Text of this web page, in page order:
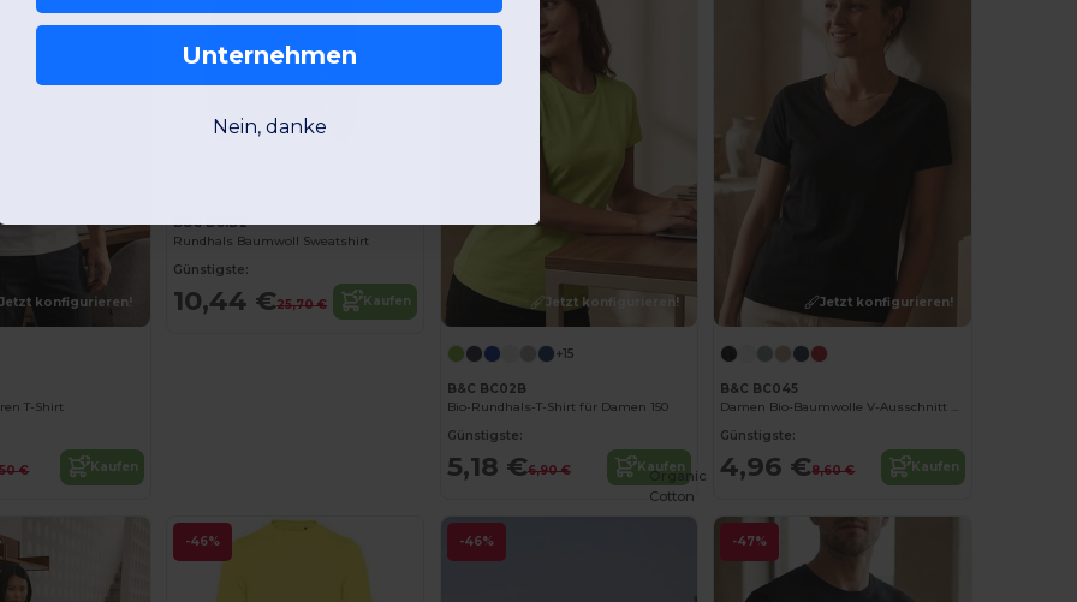
konfigurieren!
T-Shirt
€ Kaufen
Jetzt konfigurieren!
B&C BCID2
Rundhals Baumwoll Sweatshirt
Günstigste:
10,44 €25,70 € Kaufen Jetzt konfigurieren!
+15
B&C BC02B
Bio-Rundhals-T-Shirt für Damen 150
Günstigste:
5,18 €6,90 € Kaufen
Jetzt konfigurieren!
B&C BC045
Damen Bio-Baumwolle V-Ausschnitt T-Shirt
Günstigste:
4,96 €8,60 € Kaufen
-46% -46% -47%
Organic
Cotton
Unternehmen
Nein, danke